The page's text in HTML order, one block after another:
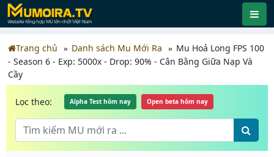
Trang chủ Danh sách Mu Mới Ra
Mu Hoả Long FPS 100
- Season 6 - Exp: 5000x - Drop: 90% - Cân Bằng Giữa Nạp Và
Cầy
Lọc theo: Alpha Test hôm nay Open beta hôm nay